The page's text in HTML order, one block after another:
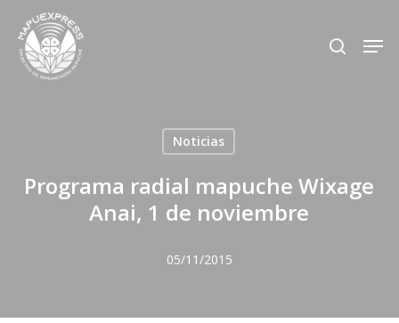
main
search
Noticias
Programa radial mapuche Wixage
Anai, 1 de noviembre
05/11/2015
Close